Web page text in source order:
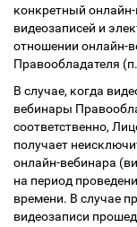
конкретный
видеозаписей и
отношении онлайн-
Правообладателя
В случае, когда
вебинары
соответственно,
получает
онлайн-вебинара
на период
времени. В случае
видеозаписи